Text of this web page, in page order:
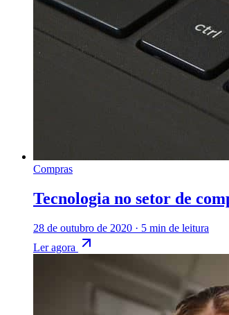
Compras
Tecnologia no setor de
28 de outubro de 2020 · 5 min de leitura
Ler agora